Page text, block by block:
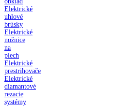
Elektrické
uhlové
brúsky
Elektrické
nožnice
na
plech
Elektrické
prestrihovače
Elektrické
diamantové
rezacie
systémy